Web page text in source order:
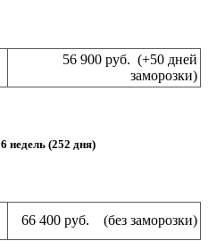
56 900 руб. (+50 дней
заморозки)
недель (252 дня)
66 400 руб. (без заморозки)